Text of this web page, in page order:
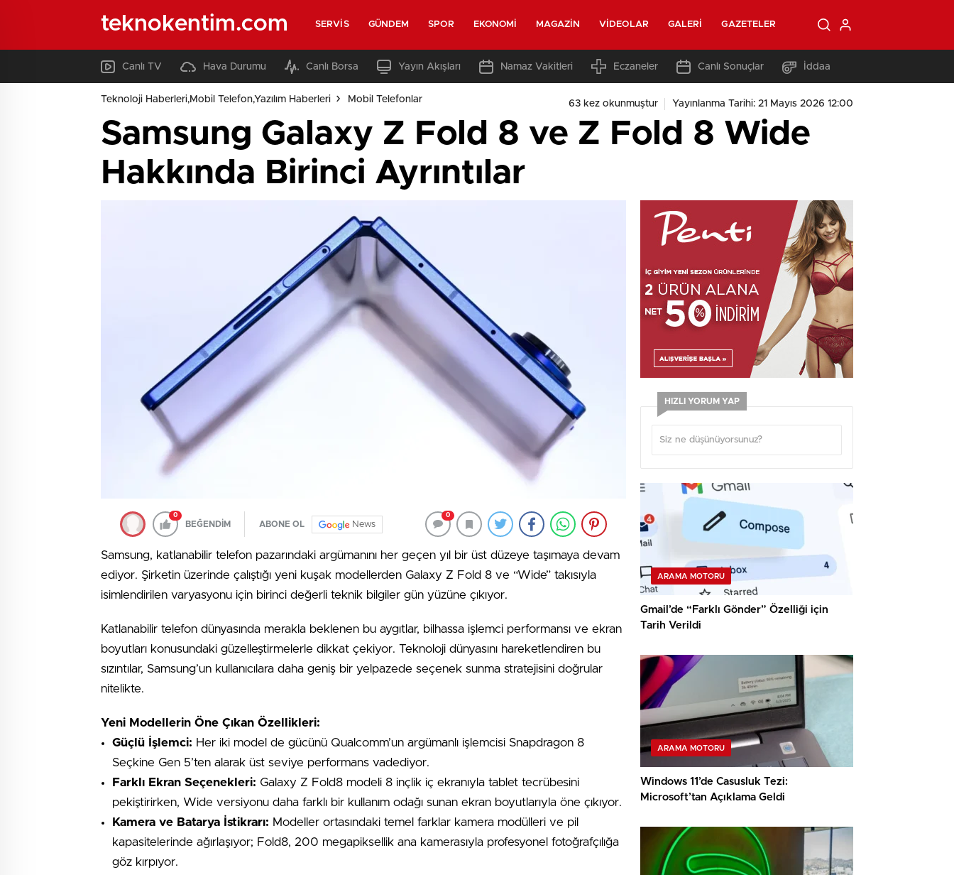
teknokentim.com SERVIS GÜNDEM SPOR EKONOMI MAGAZIN VIDEOLAR GALERI GAZETELER
Canlı TV Hava Durumu Canlı Borsa Yayın Akışları Namaz Vakitleri Eczaneler Canlı Sonuçlar İddaa
Teknoloji Haberleri,Mobil Telefon,Yazılım Haberleri Mobil Telefonlar 63 kez okunmuştur Yayınlanma Tarihi: 21 Mayıs 2026 12:00
Samsung Galaxy Z Fold 8 ve Z Fold 8 Wide
Hakkında Birinci Ayrıntılar
0
BEĞENDİM ABONE OL News
0
Samsung, katlanabilir telefon pazarındaki argümanını her geçen yıl bir üst düzeye taşımaya devam
ediyor. Şirketin üzerinde çalıştığı yeni kuşak modellerden Galaxy Z Fold 8 ve “Wide” takısıyla
isimlendirilen varyasyonu için birinci değerli teknik bilgiler gün yüzüne çıkıyor.
Katlanabilir telefon dünyasında merakla beklenen bu aygıtlar, bilhassa işlemci performansı ve ekran
boyutları konusundaki güzelleştirmelerle dikkat çekiyor. Teknoloji dünyasını hareketlendiren bu
sızıntılar, Samsung’un kullanıcılara daha geniş bir yelpazede seçenek sunma stratejisini doğrular
nitelikte.
Yeni Modellerin Öne Çıkan Özellikleri:
Güçlü İşlemci: Her iki model de gücünü Qualcomm’un argümanlı işlemcisi Snapdragon 8
Seçkine Gen 5’ten alarak üst seviye performans vadediyor.
Farklı Ekran Seçenekleri: Galaxy Z Fold8 modeli 8 inçlik iç ekranıyla tablet tecrübesini
pekiştirirken, Wide versiyonu daha farklı bir kullanım odağı sunan ekran boyutlarıyla öne çıkıyor.
Kamera ve Batarya İstikrarı: Modeller ortasındaki temel farklar kamera modülleri ve pil
kapasitelerinde ağırlaşıyor; Fold8, 200 megapiksellik ana kamerasıyla profesyonel fotoğrafçılığa
göz kırpıyor.
HIZLI YORUM YAP
ARAMA MOTORU
Gmail’de “Farklı Gönder” Özelliği için
Tarih Verildi
ARAMA MOTORU
Windows 11’de Casusluk Tezi:
Microsoft’tan Açıklama Geldi